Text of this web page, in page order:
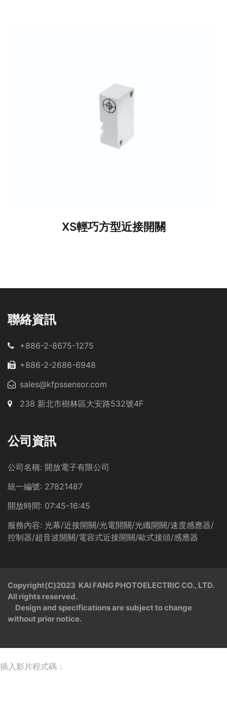
XS輕巧方型近接開關
聯絡資訊
+886-2-8675-1275
+886-2-2686-6948
sales@kfpssensor.com
238 新北市樹林區大安路532號4F
公司資訊
公司名稱: 開放電子有限公司
統一編號: 27821487
開放時間: 07:45-16:45
服務內容: 光幕/近接開關/光電開關/光纖開關/速度感應器/
控制器/超音波開關/電容式近接開關/歐式接頭/感應器
Copyright(C)2023 KAI FANG PHOTOELECTRIC CO., LTD.
All rights reserved.
Design and specifications are subject to change
without prior notice.
插入影片程式碼：